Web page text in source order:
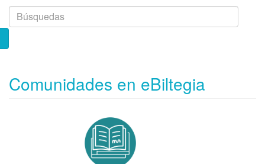
Comunidades en eBiltegia